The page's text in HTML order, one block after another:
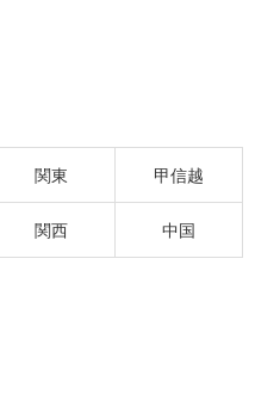
関東 甲信越
関西 中国